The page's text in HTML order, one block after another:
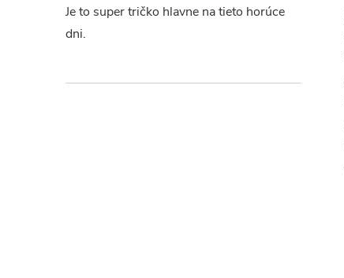
Je to super tričko hlavne na tieto horúce
dni.